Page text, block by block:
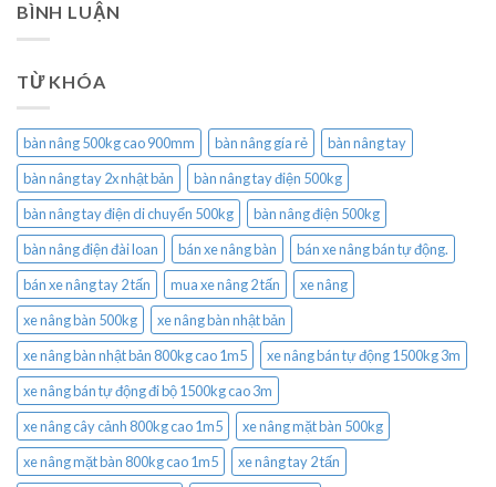
BÌNH LUẬN
TỪ KHÓA
bàn nâng 500kg cao 900mm bàn nâng gía rẻ
bàn nâng tay
bàn nâng tay 2x nhật bản
bàn nâng tay điện 500kg
bàn nâng tay điện di chuyển 500kg
bàn nâng điện 500kg
bàn nâng điện đài loan
bán xe nâng bàn
bán xe nâng bán tự động.
bán xe nâng tay 2 tấn
mua xe nâng 2 tấn
xe nâng
xe nâng bàn 500kg
xe nâng bàn nhật bản
xe nâng bàn nhật bản 800kg cao 1m5
xe nâng bán tự động 1500kg 3m
xe nâng bán tự động đi bộ 1500kg cao 3m
xe nâng cây cảnh 800kg cao 1m5
xe nâng mặt bàn 500kg
xe nâng mặt bàn 800kg cao 1m5
xe nâng tay 2 tấn